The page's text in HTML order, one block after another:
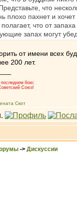
что
плохо пахнет и хочет
полагает, что от
запах могут
от имени всех
200 лет.
последнем бою;
Союз!
Скот
-> Дискуссии